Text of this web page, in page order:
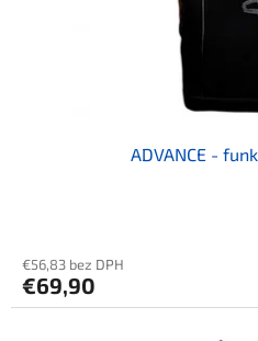
ADVANCE -
€56,83 bez DPH
€69,90